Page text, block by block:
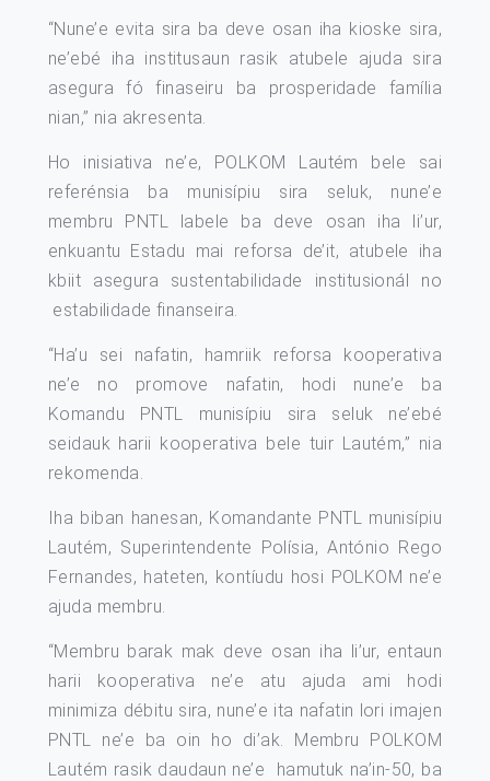
“Nune’e evita sira ba deve osan iha kioske sira,
ne’ebé iha institusaun rasik atubele ajuda sira
asegura fó finaseiru ba prosperidade família
nian,” nia akresenta.
Ho inisiativa ne’e, POLKOM Lautém bele sai
referénsia ba munisípiu sira seluk, nune’e
membru PNTL labele ba deve osan iha li’ur,
enkuantu Estadu mai reforsa de’it, atubele iha
kbiit asegura sustentabilidade institusionál no
estabilidade finanseira.
“Ha’u sei nafatin, hamriik reforsa kooperativa
ne’e no promove nafatin, hodi nune’e ba
Komandu PNTL munisípiu sira seluk ne’ebé
seidauk harii kooperativa bele tuir Lautém,” nia
rekomenda.
Iha biban hanesan, Komandante PNTL munisípiu
Lautém, Superintendente Polísia, António Rego
Fernandes, hateten, kontíudu hosi POLKOM ne’e
ajuda membru.
“Membru barak mak deve osan iha li’ur, entaun
harii kooperativa ne’e atu ajuda ami hodi
minimiza débitu sira, nune’e ita nafatin lori imajen
PNTL ne’e ba oin ho di’ak. Membru POLKOM
Lautém rasik daudaun ne’e hamutuk na’in-50, ba